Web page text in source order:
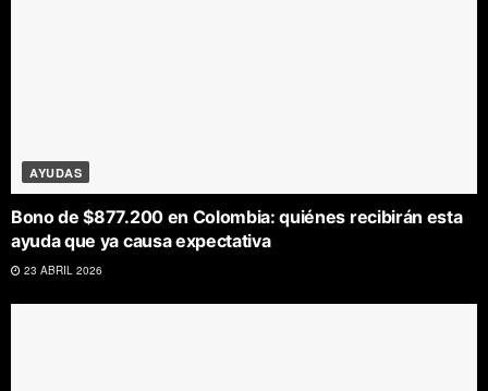
AYUDAS
Bono de $877.200 en Colombia: quiénes recibirán esta
ayuda que ya causa expectativa
23 ABRIL 2026